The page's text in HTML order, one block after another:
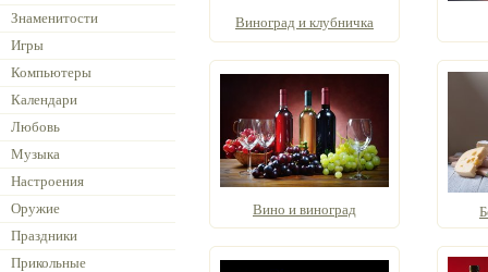
Знаменитости
Игры
Компьютеры
Календари
Любовь
Музыка
Настроения
Оружие
Праздники
Прикольные
Виноград и клубничка
Вино и виноград